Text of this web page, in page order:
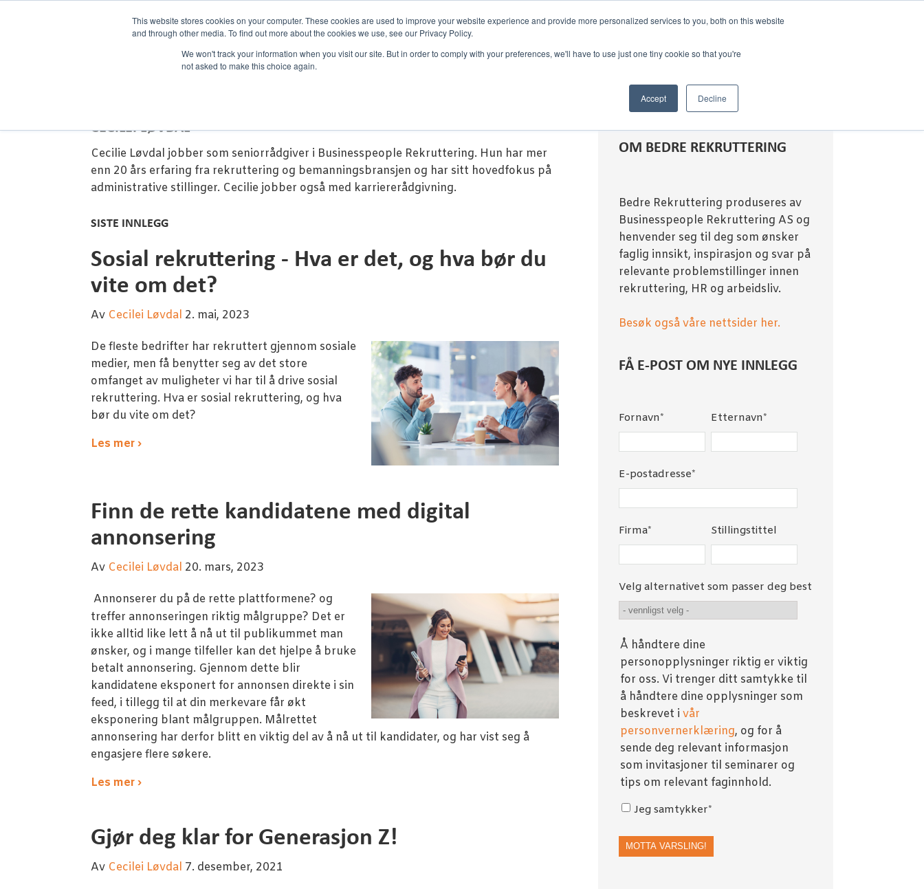
This website stores cookies on your computer. These cookies are used to improve your website experience and provide more personalized services to you, both on this website
and through other media. To find out more about the cookies we use, see our Privacy Policy.
We won't track your information when you visit our site. But in order to comply with your preferences, we'll have to use just one tiny cookie so that you're
not asked to make this choice again.
Accept Decline
CECILEI LØVDAL
Cecilie Løvdal jobber som seniorrådgiver i Businesspeople Rekruttering. Hun har mer
enn 20 års erfaring fra rekruttering og bemanningsbransjen og har sitt hovedfokus på
administrative stillinger. Cecilie jobber også med karriererådgivning.
SISTE INNLEGG
Sosial rekruttering - Hva er det, og hva bør du
vite om det?
Av Cecilei Løvdal 2. mai, 2023
De fleste bedrifter har rekruttert gjennom sosiale
medier, men få benytter seg av det store
omfanget av muligheter vi har til å drive sosial
rekruttering. Hva er sosial rekruttering, og hva
bør du vite om det?
Les mer ›
Finn de rette kandidatene med digital
annonsering
Av Cecilei Løvdal 20. mars, 2023
Annonserer du på de rette plattformene? og
treffer annonseringen riktig målgruppe? Det er
ikke alltid like lett å nå ut til publikummet man
ønsker, og i mange tilfeller kan det hjelpe å bruke
betalt annonsering. Gjennom dette blir
kandidatene eksponert for annonsen direkte i sin
feed, i tillegg til at din merkevare får økt
eksponering blant målgruppen. Målrettet
annonsering har derfor blitt en viktig del av å nå ut til kandidater, og har vist seg å
engasjere flere søkere.
Les mer ›
Gjør deg klar for Generasjon Z!
Av Cecilei Løvdal 7. desember, 2021
OM BEDRE REKRUTTERING
Bedre Rekruttering produseres av
Businesspeople Rekruttering AS og
henvender seg til deg som ønsker
faglig innsikt, inspirasjon og svar på
relevante problemstillinger innen
rekruttering, HR og arbeidsliv.
Besøk også våre nettsider her.
FÅ E-POST OM NYE INNLEGG
Fornavn* Etternavn*
E-postadresse*
Firma* Stillingstittel
Velg alternativet som passer deg best
Å håndtere dine
personopplysninger riktig er viktig
for oss. Vi trenger ditt samtykke til
å håndtere dine opplysninger som
beskrevet ivår
personvernerklæring, og for å
sende deg relevant informasjon
som invitasjoner til seminarer og
tips om relevant faginnhold.
Jeg samtykker*